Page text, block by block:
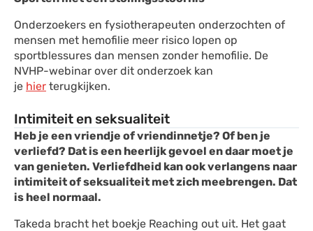
Onderzoekers en fysiotherapeuten onderzochten of
mensen met hemofilie meer risico lopen op
sportblessures dan mensen zonder hemofilie. De
NVHP-webinar over dit onderzoek kan
je hier terugkijken.
Intimiteit en seksualiteit
Heb je een vriendje of vriendinnetje? Of ben je
verliefd? Dat is een heerlijk gevoel en daar moet je
van genieten. Verliefdheid kan ook verlangens naar
intimiteit of seksualiteit met zich meebrengen. Dat
is heel normaal.
Takeda bracht het boekje Reaching out uit. Het gaat